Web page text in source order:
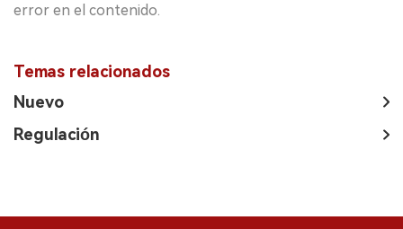
error en el contenido.
Temas relacionados
Nuevo
Regulación